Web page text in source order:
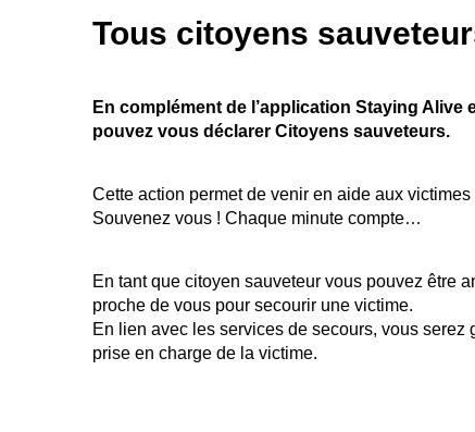
Tous citoyens
En complément de l’application Staying Alive
pouvez vous déclarer Citoyens sauveteurs.
Cette action permet de venir en aide aux
Souvenez vous ! Chaque minute compte…
En tant que citoyen sauveteur vous pouvez être
proche de vous pour secourir une victime.
En lien avec les services de secours, vous
prise en charge de la victime.